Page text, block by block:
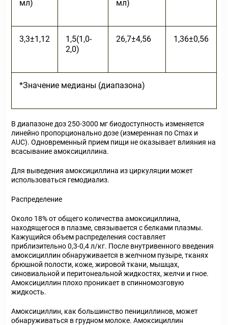
мл) мл)
3,3±1,12
1,5(1,0-
2,0)
26,7±4,56 1,36±0,56
*Значение медианы (диапазона)
В диапазоне доз 250-3000 мг биодоступность изменяется
линейно пропорционально дозе (измеренная по Сmax и
AUC). Одновременный прием пищи не оказывает влияния на
всасывание амоксициллина.
Для выведения амоксициллина из циркуляции может
использоваться гемодиализ.
Распределение
Около 18% от общего количества амоксициллина,
находящегося в плазме, связывается с белками плазмы.
Кажущийся объем распределения составляет
приблизительно 0,3-0,4 л/кг. После внутривенного введения
амоксициллин обнаруживается в желчном пузыре, тканях
брюшной полости, коже, жировой ткани, мышцах,
синовиальной и перитонеальной жидкостях, желчи и гное.
Амоксициллин плохо проникает в спинномозговую
жидкость.
Амоксициллин, как большинство пенициллинов, может
обнаруживаться в грудном молоке. Амоксициллин